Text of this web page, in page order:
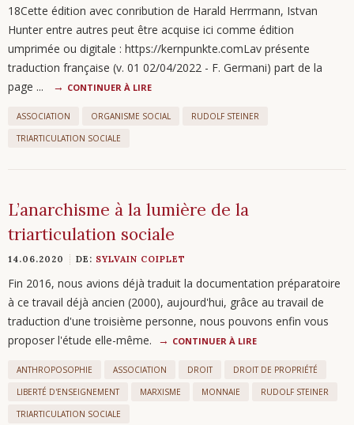
18Cette édition avec conribution de Harald Herrmann, Istvan
Hunter entre autres peut être acquise ici comme édition
umprimée ou digitale : https://kernpunkte.comLav présente
traduction française (v. 01 02/04/2022 - F. Germani) part de la
page ...
CONTINUER À LIRE
ASSOCIATION ORGANISME SOCIAL
RUDOLF STEINER
TRIARTICULATION SOCIALE
L’anarchisme à la lumière de la
triarticulation sociale
14.06.2020 DE: SYLVAIN COIPLET
Fin 2016, nous avions déjà traduit la documentation préparatoire
à ce travail déjà ancien (2000), aujourd'hui, grâce au travail de
traduction d'une troisième personne, nous pouvons enfin vous
proposer l'étude elle-même.
CONTINUER À LIRE
ANTHROPOSOPHIE ASSOCIATION DROIT
DROIT DE PROPRIÉTÉ
LIBERTÉ D'ENSEIGNEMENT
MARXISME MONNAIE
RUDOLF STEINER
TRIARTICULATION SOCIALE